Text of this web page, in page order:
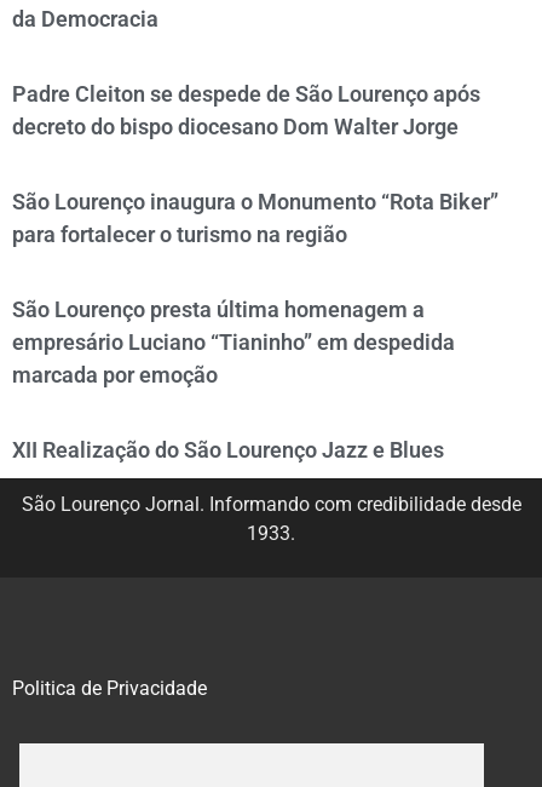
da Democracia
Padre Cleiton se despede de São Lourenço após
decreto do bispo diocesano Dom Walter Jorge
São Lourenço inaugura o Monumento “Rota Biker”
para fortalecer o turismo na região
São Lourenço presta última homenagem a
empresário Luciano “Tianinho” em despedida
marcada por emoção
XII Realização do São Lourenço Jazz e Blues
São Lourenço Jornal. Informando com credibilidade desde
1933.
Politica de Privacidade